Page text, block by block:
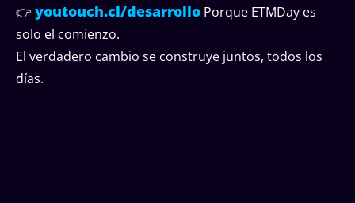
👉 youtouch.cl/desarrollo Porque ETMDay es
solo el comienzo.
El verdadero cambio se construye juntos, todos los
días.